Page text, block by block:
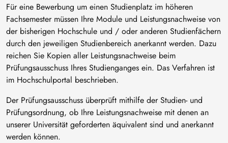
Für eine Bewerbung um einen Studienplatz im höheren
Fachsemester müssen Ihre Module und Leistungsnachweise von
der bisherigen Hochschule und / oder anderen Studienfächern
durch den jeweiligen Studienbereich anerkannt werden. Dazu
reichen Sie Kopien aller Leistungsnachweise beim
Prüfungsausschuss Ihres Studienganges ein. Das Verfahren ist
im Hochschulportal beschrieben.
Der Prüfungsausschuss überprüft mithilfe der Studien- und
Prüfungsordnung, ob Ihre Leistungsnachweise mit denen an
unserer Universität geforderten äquivalent sind und anerkannt
werden können.